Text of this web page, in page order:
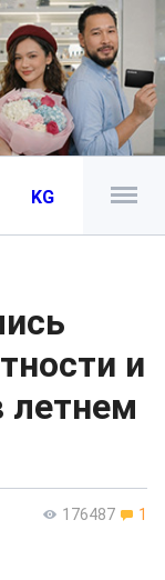
KG
и
летнем
176487 1